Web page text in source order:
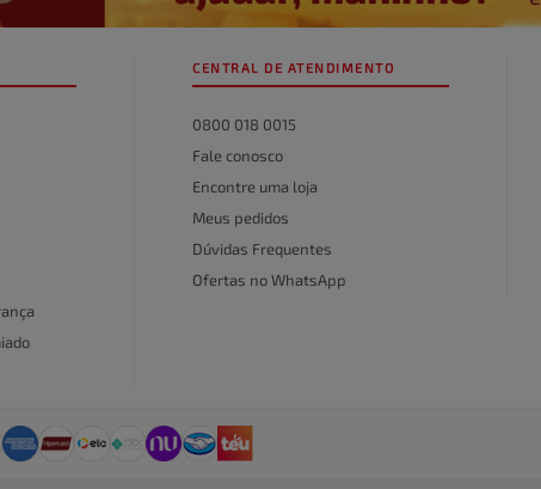
avaliação
CENTRAL DE ATENDIMENTO
0800 018 0015
Fale conosco
Encontre uma loja
Meus pedidos
Dúvidas Frequentes
Ofertas no WhatsApp